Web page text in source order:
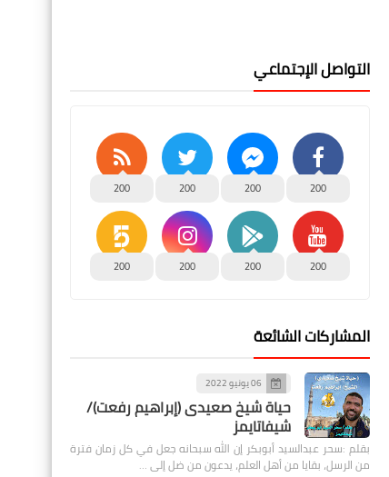
التواصل الإجتماعي
200
200
200
200
200
200
200
200
المشاركات الشائعة
06 يونيو 2022
حياة شيخ صعيدى (إبراهيم رفعت)/
شيفاتايمز
بقلم :سحر عبدالسيد أبوبكر إن الله سبحانه جعل في كل زمان فترة
من الرسل، بقايا من أهل العلم، يدعون من ضل إلى …